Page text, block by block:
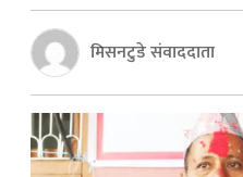
मिसनटुडे संवाददाता